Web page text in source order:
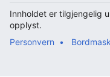
Innholdet er tilgjengelig
opplyst.
Personvern